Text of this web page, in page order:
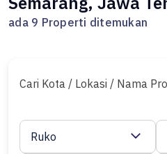
ada 9 Properti ditemukan
Cari Kota / Lokasi / Nama
Ruko